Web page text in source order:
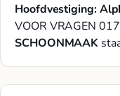
Hoofdvestiging:
VOOR VRAGEN
SCHOONMAAK